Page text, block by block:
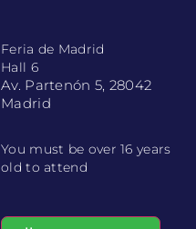
Feria de Madrid
Hall 6
Av. Partenón 5, 28042
Madrid
You must be over 16 years
old to attend